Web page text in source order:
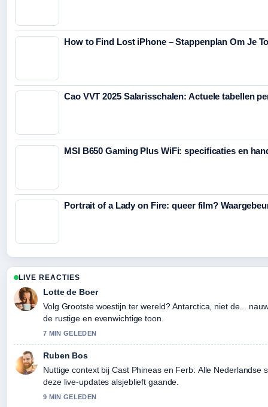
How to Find Lost iPhone – Stappenplan Om Je
Cao VVT 2025 Salarisschalen: Actuele tabellen
MSI B650 Gaming Plus WiFi: specificaties en
Portrait of a Lady on Fire: queer film?
LIVE REACTIES
Lotte de Boer
Volg Grootste woestijn ter wereld? Antarctica, niet de...
de rustige en evenwichtige toon.
7 MIN GELEDEN
Ruben Bos
Nuttige context bij Cast Phineas en Ferb: Alle Nederlandse
deze live-updates alsjeblieft gaande.
9 MIN GELEDEN